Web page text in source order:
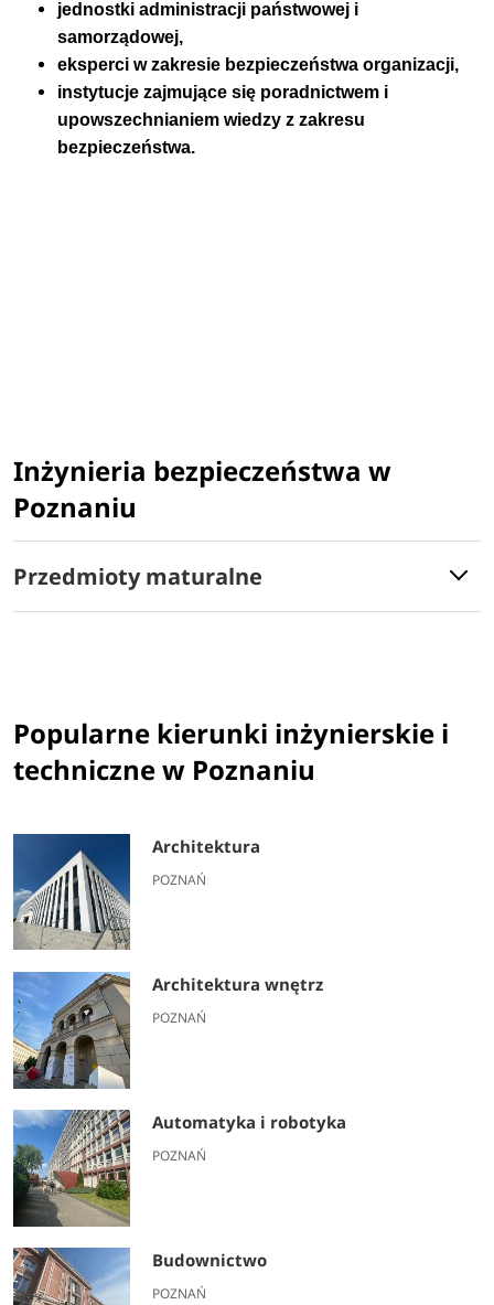
jednostki administracji państwowej i
samorządowej,
eksperci w zakresie bezpieczeństwa organizacji,
instytucje zajmujące się poradnictwem i
upowszechnianiem wiedzy z zakresu
bezpieczeństwa.
Inżynieria bezpieczeństwa w
Poznaniu
Przedmioty maturalne
Popularne kierunki inżynierskie i
techniczne w Poznaniu
Architektura
POZNAŃ
Architektura wnętrz
POZNAŃ
Automatyka i robotyka
POZNAŃ
Budownictwo
POZNAŃ